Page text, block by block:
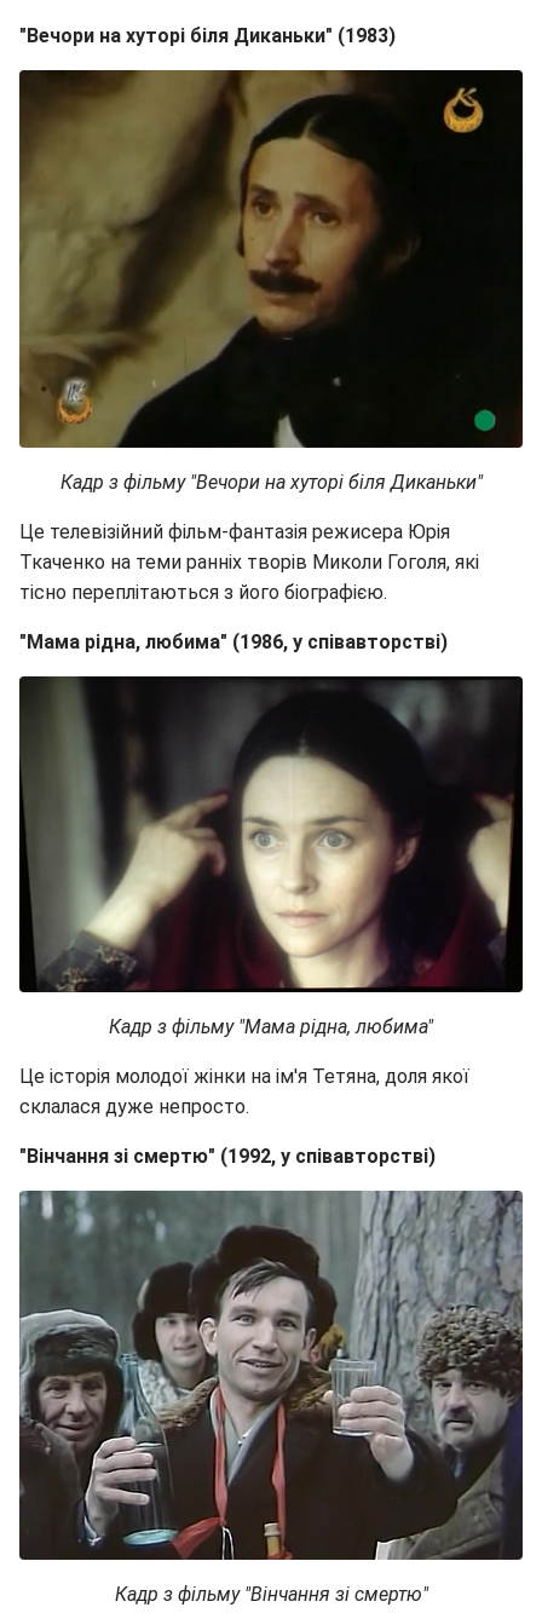
"Вечори на хуторі біля Диканьки" (1983)
Кадр з фільму "Вечори на хуторі біля Диканьки"
Це телевізійний фільм-фантазія режисера Юрія
Ткаченко на теми ранніх творів Миколи Гоголя, які
тісно переплітаються з його біографією.
"Мама рідна, любима" (1986, у співавторстві)
Кадр з фільму "Мама рідна, любима"
Це історія молодої жінки на ім'я Тетяна, доля якої
склалася дуже непросто.
"Вінчання зі смертю" (1992, у співавторстві)
Кадр з фільму "Вінчання зі смертю"